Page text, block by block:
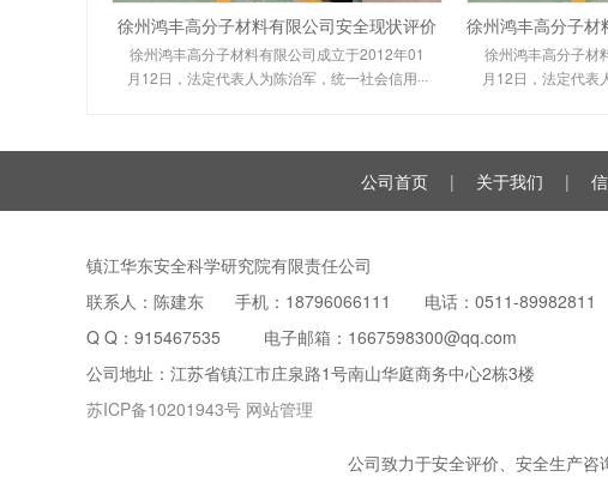
徐州鸿丰高分子材料有限公司安全现状评价
徐州鸿丰高分子材料有限公司成立于2012年01
月12日，法定代表人为陈治军，统一社会信用···
徐州鸿丰高分子材
月12日，法定代表
公司首页 | 关于我们 |
镇江华东安全科学研究院有限责任公司
联系人：陈建东 手机：18796066111 电话：0511-89982811
Q Q： 915467535 电子邮箱：1667598300@qq.com
公司地址：江苏省镇江市庄泉路1号南山华庭商务中心2栋3楼
苏ICP备10201943号 网站管理
公司致力于安全评价、安全生产